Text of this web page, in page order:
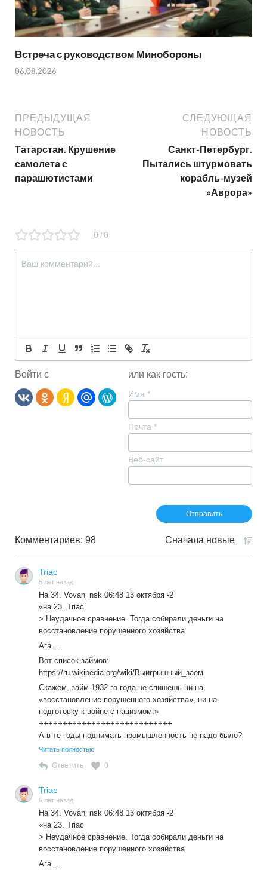
Встреча с руководством Минобороны
06.08.2026
ПРЕДЫДУЩАЯ
НОВОСТЬ
Татарстан. Крушение
самолета с
парашютистами
СЛЕДУЮЩАЯ
НОВОСТЬ
Санкт-Петербург.
Пытались штурмовать
корабль-музей
«Аврора»
0 / 0
Войти с или как гость:
Имя *
Почта *
Веб-сайт
Комментариев: 98 Сначала новые
Triac
5 лет назад
На 34. Vovan_nsk 06:48 13 октября -2
«на 23. Triac
> Неудачное сравнение. Тогда собирали деньги на
восстановление порушенного хозяйства
Ага…
Вот список займов:
https://ru.wikipedia.org/wiki/Выигрышный_заём
Скажем, займ 1932-го года не спишешь ни на
«восстановление порушенного хозяйства», ни на
подготовку к войне с нацизмом.»
++++++++++++++++++++++++++++
А в те годы поднимать промышленность не надо было?
Тогда займы шли на развитие страны. А нынче на что?
мегаполисов с их эпидемия и и транспортным
времени и о росте числа миллиардеров. Об «успехах» в
России в деле увеличения её экономической мощи и
росте зарплат и пенсий трудящихся на этом фоне со
стабилизацией цен на услуги и товары с продуктами. О
росте налогов, тарифов, а также поборов с народа и
говорить не приходится.
Читать полностью
Ответить 0
Triac
5 лет назад
На 34. Vovan_nsk 06:48 13 октября -2
«на 23. Triac
> Неудачное сравнение. Тогда собирали деньги на
восстановление порушенного хозяйства
Ага…